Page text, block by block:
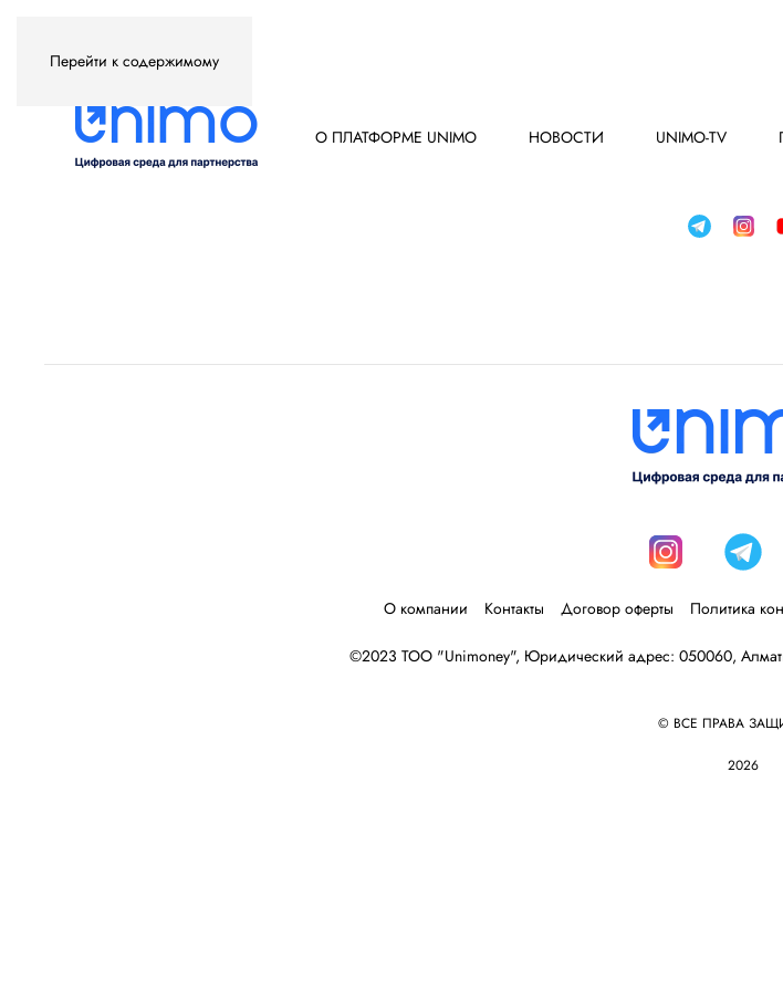
Перейти к содержимому
О ПЛАТФОРМЕ UNIMO НОВОСТИ UNIMO-TV
О компании Контакты Договор оферты Политика
©2023 ТОО "Unimoney", Юридический адрес: 050060,
© ВСЕ ПРАВА
2026